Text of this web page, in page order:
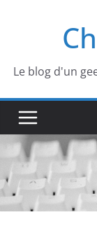
Le blog d'un